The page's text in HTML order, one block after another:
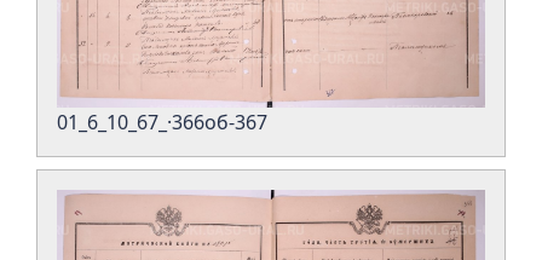
01_6_10_67_·366об-367